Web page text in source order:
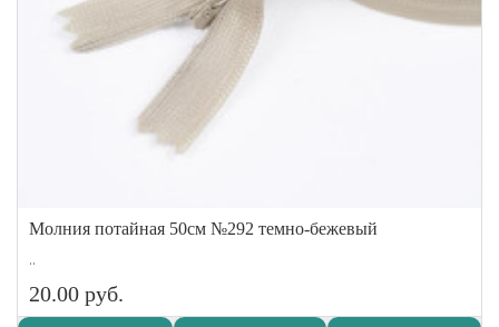
Молния потайная 50см №292 темно-бежевый
..
20.00 руб.